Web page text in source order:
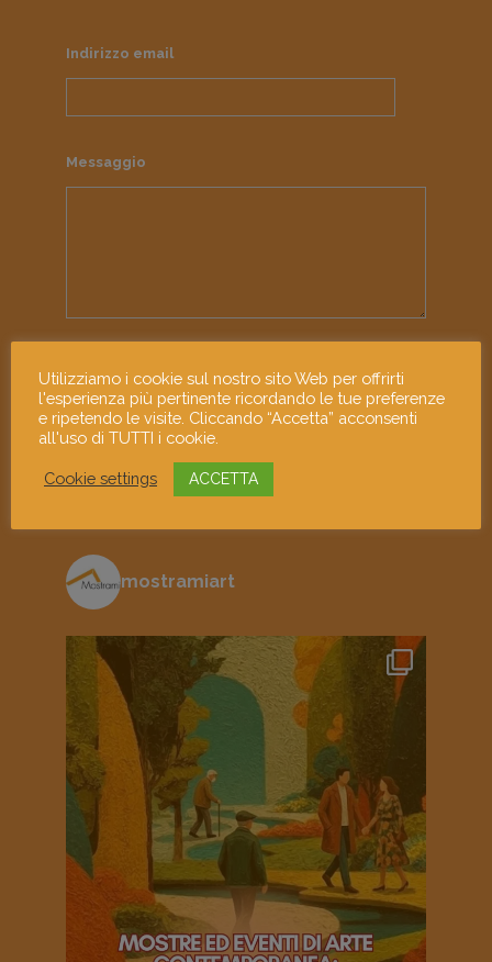
Indirizzo email
Messaggio
Ho letto e accetto l'informativa sullaprivacy
mostramiart
Utilizziamo i cookie sul nostro sito Web per offrirti
l'esperienza più pertinente ricordando le tue preferenze
e ripetendo le visite. Cliccando “Accetta” acconsenti
all'uso di TUTTI i cookie.
Cookie settings ACCETTA